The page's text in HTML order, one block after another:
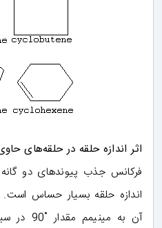
اثر اندازه حلقه در حلقه‌های
فرکانس جذب پیوندهای دو
اندازه حلقه بسیار حساس
آن به